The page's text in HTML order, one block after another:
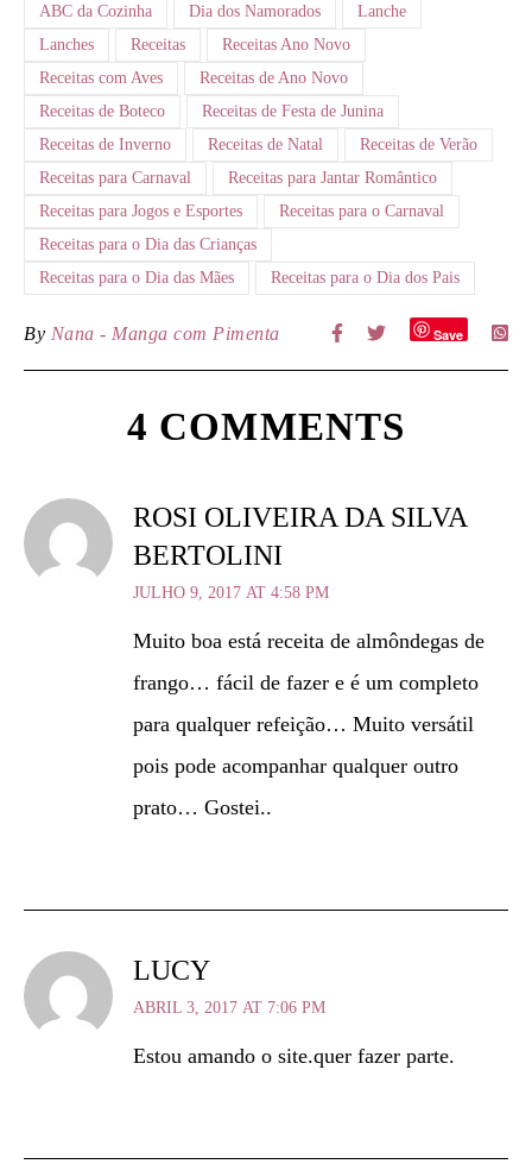
ABC da Cozinha Dia dos Namorados
Lanche
Lanches
Receitas
Receitas Ano Novo
Receitas com Aves
Receitas de Ano Novo
Receitas de Boteco
Receitas de Festa de Junina
Receitas de Inverno
Receitas de Natal
Receitas de Verão
Receitas para Carnaval
Receitas para Jantar Romântico
Receitas para Jogos e Esportes
Receitas para o Carnaval
Receitas para o Dia das Crianças
Receitas para o Dia das Mães
Receitas para o Dia dos Pais
By Nana - Manga com Pimenta Save
4 COMMENTS
ROSI OLIVEIRA DA SILVA
BERTOLINI
JULHO 9, 2017 AT 4:58 PM
Muito boa está receita de almôndegas de
frango… fácil de fazer e é um completo
para qualquer refeição… Muito versátil
pois pode acompanhar qualquer outro
prato… Gostei..
LUCY
ABRIL 3, 2017 AT 7:06 PM
Estou amando o site.quer fazer parte.